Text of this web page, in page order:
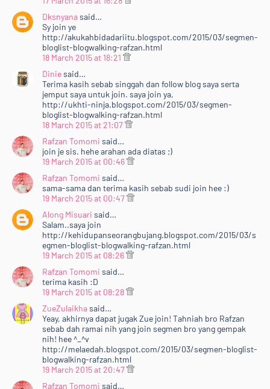
Dksnyanasaid…
Sy join ye
http://akukahbidadariitu.blogspot.com/2015/03/segmen-
bloglist-blogwalking-rafzan.html
18 March 2015 at 18:21
Diniesaid…
Terima kasih sebab singgah dan follow blog saya serta
jemput saya untuk join. saya join ya,
http://ukhti-ninja.blogspot.com/2015/03/segmen-
bloglist-blogwalking-rafzan.html
18 March 2015 at 21:07
Rafzan Tomomi said…
join je sis. hehe arahan ada diatas ;)
19 March 2015 at 00:46
Rafzan Tomomi said…
sama-sama dan terima kasih sebab sudi join hee :)
19 March 2015 at 00:47
Along Misuari said…
Salam..saya join
http://kehidupanseorangbujang.blogspot.com/2015/03/s
egmen-bloglist-blogwalking-rafzan.html
19 March 2015 at 08:26
Rafzan Tomomi said…
terima kasih :D
19 March 2015 at 08:28
ZueZulaikhasaid…
Yeay, akhirnya dapat jugak Zue join! Tahniah bro Rafzan
sebab dah ramai nih yang join segmen bro yang gempak
nih! hee ^_^v
http://melaedah.blogspot.com/2015/03/segmen-bloglist-
blogwalking-rafzan.html
19 March 2015 at 20:47
Rafzan Tomomi said…